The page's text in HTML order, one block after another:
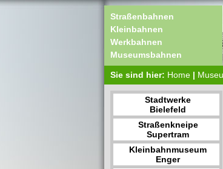
Straßenbahnen
Kleinbahnen
Werkbahnen
Museumsbahnen
Sie sind hier: Home |
Stadtwerke
Bielefeld
Straßenkneipe
Supertram
Kleinbahnmuseum
Enger